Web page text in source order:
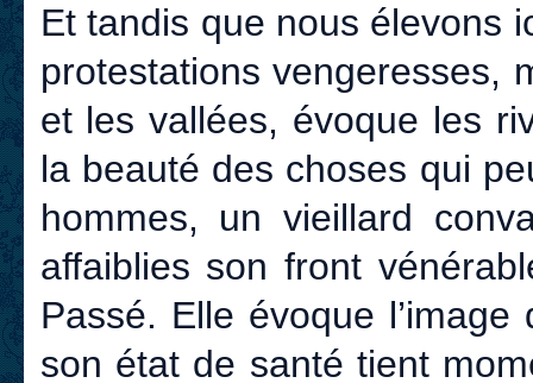
Et tandis que nous élevons
protestations vengeresses,
et les vallées, évoque les
la beauté des choses qui
hommes, un vieillard
affaiblies son front
Passé. Elle évoque
son état de santé tient